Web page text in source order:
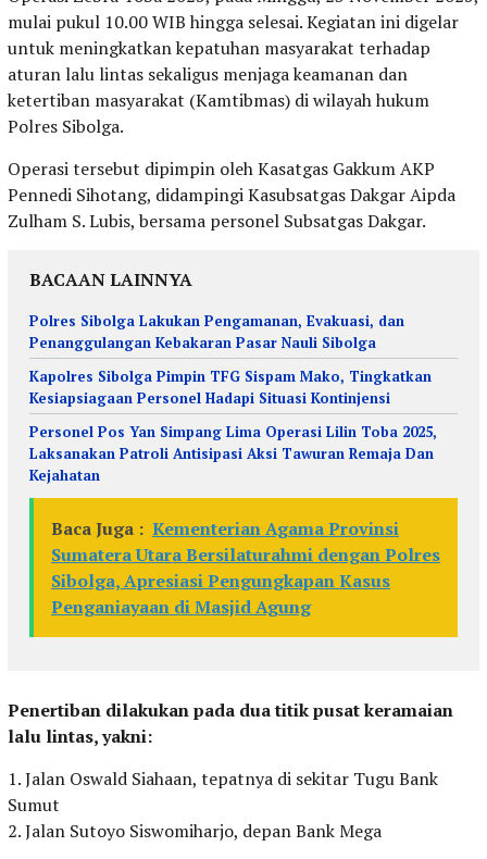
mulai pukul 10.00 WIB hingga selesai. Kegiatan ini digelar
untuk meningkatkan kepatuhan masyarakat terhadap
aturan lalu lintas sekaligus menjaga keamanan dan
ketertiban masyarakat (Kamtibmas) di wilayah hukum
Polres Sibolga.
Operasi tersebut dipimpin oleh Kasatgas Gakkum AKP
Pennedi Sihotang, didampingi Kasubsatgas Dakgar Aipda
Zulham S. Lubis, bersama personel Subsatgas Dakgar.
BACAAN LAINNYA
Polres Sibolga Lakukan Pengamanan, Evakuasi, dan
Penanggulangan Kebakaran Pasar Nauli Sibolga
Kapolres Sibolga Pimpin TFG Sispam Mako, Tingkatkan
Kesiapsiagaan Personel Hadapi Situasi Kontinjensi
Personel Pos Yan Simpang Lima Operasi Lilin Toba 2025,
Laksanakan Patroli Antisipasi Aksi Tawuran Remaja Dan
Kejahatan
Baca Juga : Kementerian Agama Provinsi
Sumatera Utara Bersilaturahmi dengan Polres
Sibolga, Apresiasi Pengungkapan Kasus
Penganiayaan di Masjid Agung
Penertiban dilakukan pada dua titik pusat keramaian
lalu lintas, yakni:
1. Jalan Oswald Siahaan, tepatnya di sekitar Tugu Bank
Sumut
2. Jalan Sutoyo Siswomiharjo, depan Bank Mega